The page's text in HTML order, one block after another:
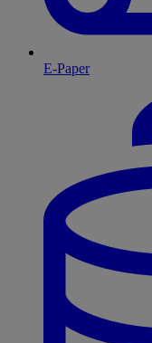
E-Paper